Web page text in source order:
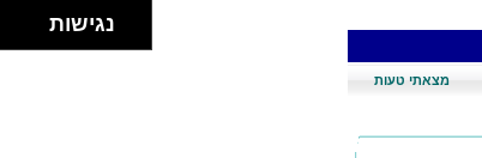
מצאתי טעות
נגישות